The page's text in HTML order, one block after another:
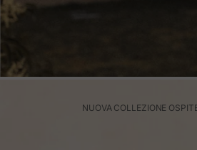
NUOVA COLLEZIONE